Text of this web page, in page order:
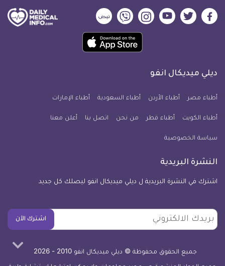
ديلي
فيسبوك
ديلي
تويتر
ديلي
ميديكال
يوتيوب
ديلي
ميديكال
انفو
ديلي
ميديكال
انفو
ديلي
ميديكال
انفو
حمل
تطبيق
معلومة
للآيفون
ديلي ميديكال انفو
أطباء مصر أطباء الأردن أطباء السعودية أطباء الإمارات
أطباء الكويت أطباء قطر من نحن اتصل بنا أعلن معنا
سياسة الخصوصية
النشرة البريدية
اشترك في النشرة البريدية ل ديلي ميديكال انفو ليصلك كل جديد
بريدك
الالكتروني
اشترك الآن
جميع الحقوق محفوظة © ديلي ميديكال انفو 2010 - 2026